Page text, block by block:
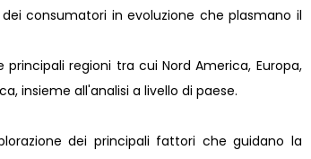
consumatori in evoluzione che plasmano il
regioni tra cui Nord America, Europa,
insieme all'analisi a livello di paese.
dei principali fattori che guidano la